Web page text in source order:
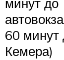
60 минут
Кемера)